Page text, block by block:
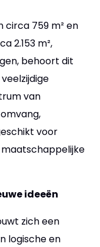
759 m² en
2.153 m²,
behoort dit
van
voor
ideeën
zich een
logische en